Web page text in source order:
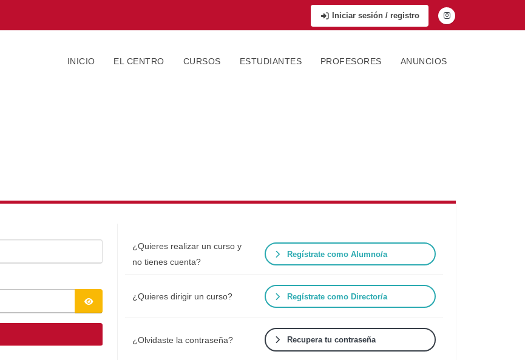
Iniciar sesión / registro
INICIO EL CENTRO CURSOS ESTUDIANTES PROFESORES ANUNCIOS
¿Quieres realizar un curso y
no tienes cuenta?
Regístrate como Alumno/a
¿Quieres dirigir un curso? Regístrate como Director/a
¿Olvidaste la contraseña? Recupera tu contraseña